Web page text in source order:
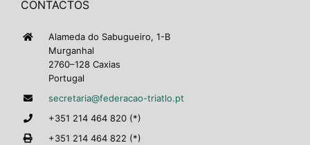
CONTACTOS
Alameda do Sabugueiro, 1-B
Murganhal
2760–128 Caxias
Portugal
secretaria@federacao-triatlo.pt
+351 214 464 820 (*)
+351 214 464 822 (*)